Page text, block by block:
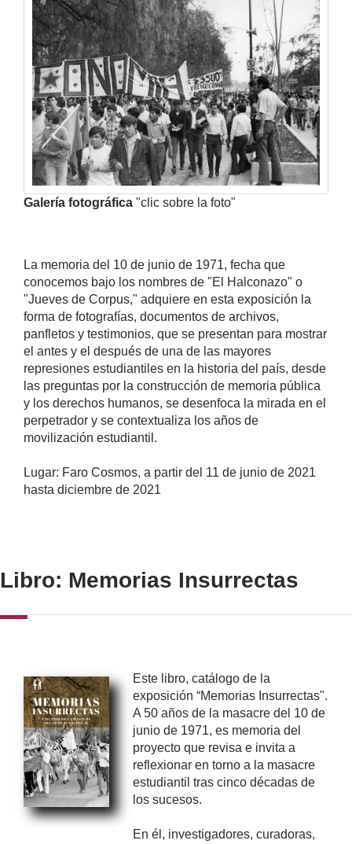
Galería fotográfica "clic sobre la foto"
La memoria del 10 de junio de 1971, fecha que
conocemos bajo los nombres de "El Halconazo" o
"Jueves de Corpus," adquiere en esta exposición la
forma de fotografías, documentos de archivos,
panfletos y testimonios, que se presentan para mostrar
el antes y el después de una de las mayores
represiones estudiantiles en la historia del país, desde
las preguntas por la construcción de memoria pública
y los derechos humanos, se desenfoca la mirada en el
perpetrador y se contextualiza los años de
movilización estudiantil.
Lugar: Faro Cosmos, a partir del 11 de junio de 2021
hasta diciembre de 2021
Libro: Memorias Insurrectas
Este libro, catálogo de la
exposición “Memorias Insurrectas".
A 50 años de la masacre del 10 de
junio de 1971, es memoria del
proyecto que revisa e invita a
reflexionar en torno a la masacre
estudiantil tras cinco décadas de
los sucesos.
En él, investigadores, curadoras,